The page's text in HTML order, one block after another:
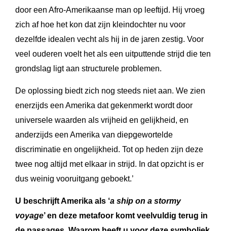
door een Afro-Amerikaanse man op leeftijd. Hij vroeg
zich af hoe het kon dat zijn kleindochter nu voor
dezelfde idealen vecht als hij in de jaren zestig. Voor
veel ouderen voelt het als een uitputtende strijd die ten
grondslag ligt aan structurele problemen.
De oplossing biedt zich nog steeds niet aan. We zien
enerzijds een Amerika dat gekenmerkt wordt door
universele waarden als vrijheid en gelijkheid, en
anderzijds een Amerika van diepgewortelde
discriminatie en ongelijkheid. Tot op heden zijn deze
twee nog altijd met elkaar in strijd. In dat opzicht is er
dus weinig vooruitgang geboekt.’
U beschrijft Amerika als ‘a ship on a stormy
voyage’ en deze metafoor komt veelvuldig terug in